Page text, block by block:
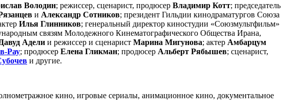
Володин; режиссер, сценарист, продюсер Владимир Котт; председатель
и Александр Сотников; президент Гильдии кинодраматургов Союза
Илья Глинников; генеральный директор киностудии «Союзмультфильм»
связям Молодежного Кинематографического Общества Ирана,
Адели и режиссер и сценарист Марина Мигунова; актер Амбарцум
Рау; продюсер Елена Гликман; продюсер Альберт Рябышев; сценарист,
и другие.
кино, игровые сериалы, анимационное кино, документальное